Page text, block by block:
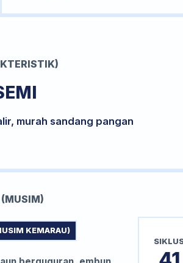
murah sandang pangan
KEMARAU)